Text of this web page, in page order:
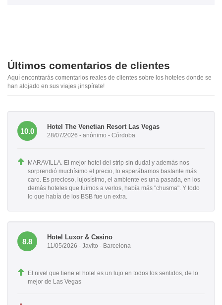
Últimos comentarios de clientes
Aquí encontrarás comentarios reales de clientes sobre los hoteles donde se
han alojado en sus viajes ¡inspírate!
10.0
Hotel The Venetian Resort Las Vegas
28/07/2026 - anónimo - Córdoba
MARAVILLA. El mejor hotel del strip sin duda! y además nos
sorprendió muchísimo el precio, lo esperábamos bastante más
caro. Es precioso, lujosísimo, el ambiente es una pasada, en los
demás hoteles que fuimos a verlos, había más "chusma". Y todo
lo que había de los BSB fue un extra.
8.8
Hotel Luxor & Casino
11/05/2026 - Javito - Barcelona
El nivel que tiene el hotel es un lujo en todos los sentidos, de lo
mejor de Las Vegas